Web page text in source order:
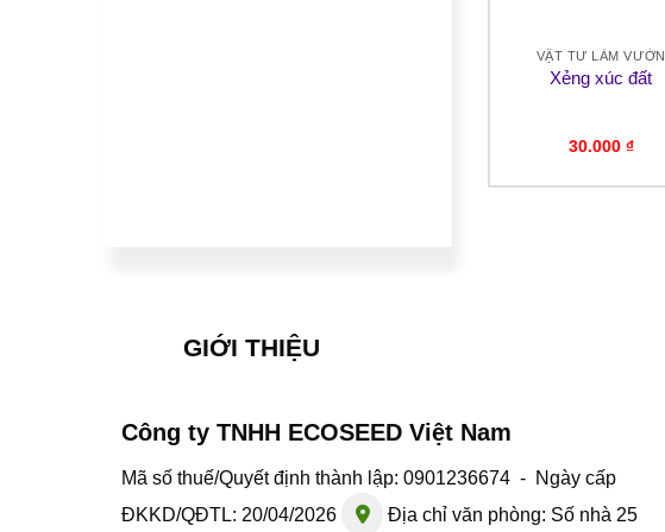
VẬT TƯ LÀM VƯỜN
Xẻng xúc đất
30.000 ₫
GIỚI THIỆU
Công ty TNHH ECOSEED Việt Nam
Mã số thuế/Quyết định thành lập: 0901236674 - Ngày cấp
ĐKKD/QĐTL: 20/04/2026
Địa chỉ văn phòng: Số nhà 25